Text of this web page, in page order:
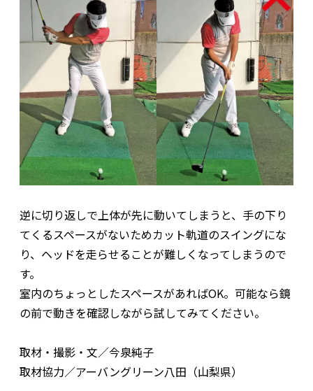
逆に切り返しで上体が先に動いてしまうと、手の下り
てくるスペースがないためカット軌道のスイングにな
り、ヘッドを走らせることが難しくなってしまうので
す。
室内のちょっとしたスペースがあればOK。可能なら鏡
の前で動きを確認しながら試してみてください。
取材・撮影・文／今泉純子
取材協力／アーバングリーン八田（山梨県）